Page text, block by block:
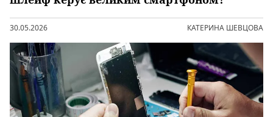
30.05.2026 КАТЕРИНА ШЕВЦОВА